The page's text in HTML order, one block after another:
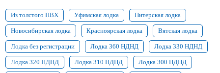
Из толстого ПВХ Уфимская лодка Питерская лодка
Новосибирская лодка Красноярская лодка Вятская лодка
Лодка без регистрации Лодка 360 НДНД Лодка 330 НДНД
Лодка 320 НДНД Лодка 310 НДНД Лодка 300 НДНД